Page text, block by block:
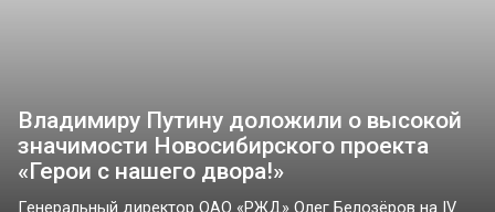
Владимиру Путину доложили о высокой
значимости Новосибирского проекта
«Герои с нашего двора!»
Генеральный директор ОАО «РЖД» Олег Белозёров на IV